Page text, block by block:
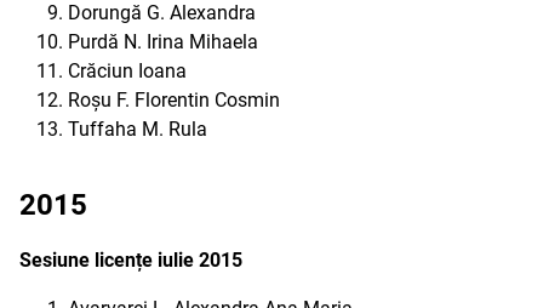
Dorungă G. Alexandra
Purdă N. Irina Mihaela
Crăciun Ioana
Roșu F. Florentin Cosmin
Tuffaha M. Rula
2015
Sesiune licențe iulie 2015